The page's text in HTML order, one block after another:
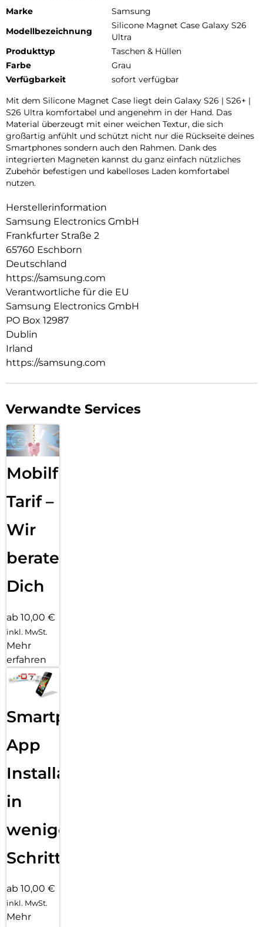
Marke
Samsung
Modellbezeichnung
Silicone Magnet Case Galaxy S26
Ultra
Produkttyp
Taschen & Hüllen
Farbe
Grau
Verfügbarkeit
sofort verfügbar
Mit dem Silicone Magnet Case liegt dein Galaxy S26 | S26+ |
S26 Ultra komfortabel und angenehm in der Hand. Das
Material überzeugt mit einer weichen Textur, die sich
großartig anfühlt und schützt nicht nur die Rückseite deines
Smartphones sondern auch den Rahmen. Dank des
integrierten Magneten kannst du ganz einfach nützliches
Zubehör befestigen und kabelloses Laden komfortabel
nutzen.
Herstellerinformation
Samsung Electronics GmbH
Frankfurter Straße 2
65760 Eschborn
Deutschland
https://samsung.com
Verantwortliche für die EU
Samsung Electronics GmbH
PO Box 12987
Dublin
Irland
https://samsung.com
Verwandte Services
Mobilfunk
Tarif –
Wir
beraten
Dich
ab 10,00 €
inkl. MwSt.
Mehr
erfahren
Smartphone
App
Installation
in
wenigen
Schritten
ab 10,00 €
inkl. MwSt.
Mehr